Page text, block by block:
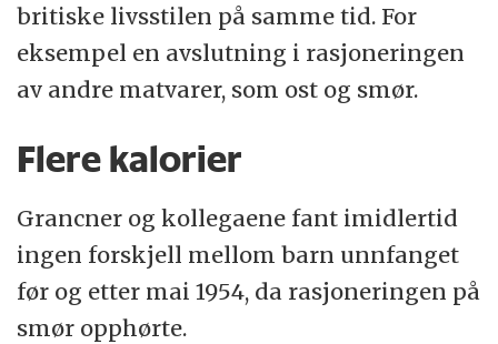
britiske livsstilen på samme tid. For
eksempel en avslutning i rasjoneringen
av andre matvarer, som ost og smør.
Flere kalorier
Grancner og kollegaene fant imidlertid
ingen forskjell mellom barn unnfanget
før og etter mai 1954, da rasjoneringen på
smør opphørte.